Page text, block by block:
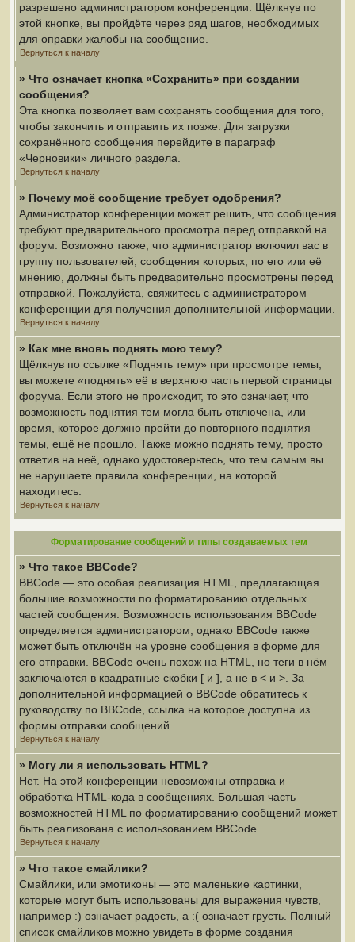
разрешено администратором конференции. Щёлкнув по
этой кнопке, вы пройдёте через ряд шагов, необходимых
для оправки жалобы на сообщение.
Вернуться к началу
» Что означает кнопка «Сохранить» при создании
сообщения?
Эта кнопка позволяет вам сохранять сообщения для того,
чтобы закончить и отправить их позже. Для загрузки
сохранённого сообщения перейдите в параграф
«Черновики» личного раздела.
Вернуться к началу
» Почему моё сообщение требует одобрения?
Администратор конференции может решить, что сообщения
требуют предварительного просмотра перед отправкой на
форум. Возможно также, что администратор включил вас в
группу пользователей, сообщения которых, по его или её
мнению, должны быть предварительно просмотрены перед
отправкой. Пожалуйста, свяжитесь с администратором
конференции для получения дополнительной информации.
Вернуться к началу
» Как мне вновь поднять мою тему?
Щёлкнув по ссылке «Поднять тему» при просмотре темы,
вы можете «поднять» её в верхнюю часть первой страницы
форума. Если этого не происходит, то это означает, что
возможность поднятия тем могла быть отключена, или
время, которое должно пройти до повторного поднятия
темы, ещё не прошло. Также можно поднять тему, просто
ответив на неё, однако удостоверьтесь, что тем самым вы
не нарушаете правила конференции, на которой
находитесь.
Вернуться к началу
Форматирование сообщений и типы создаваемых тем
» Что такое BBCode?
BBCode — это особая реализация HTML, предлагающая
большие возможности по форматированию отдельных
частей сообщения. Возможность использования BBCode
определяется администратором, однако BBCode также
может быть отключён на уровне сообщения в форме для
его отправки. BBCode очень похож на HTML, но теги в нём
заключаются в квадратные скобки [ и ], а не в < и >. За
дополнительной информацией о BBCode обратитесь к
руководству по BBCode, ссылка на которое доступна из
формы отправки сообщений.
Вернуться к началу
» Могу ли я использовать HTML?
Нет. На этой конференции невозможны отправка и
обработка HTML-кода в сообщениях. Большая часть
возможностей HTML по форматированию сообщений может
быть реализована с использованием BBCode.
Вернуться к началу
» Что такое смайлики?
Смайлики, или эмотиконы — это маленькие картинки,
которые могут быть использованы для выражения чувств,
например :) означает радость, а :( означает грусть. Полный
список смайликов можно увидеть в форме создания